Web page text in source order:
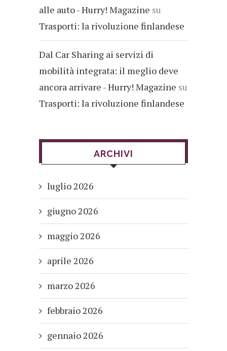
alle auto - Hurry! Magazine su
Trasporti: la rivoluzione finlandese
Dal Car Sharing ai servizi di
mobilità integrata: il meglio deve
ancora arrivare - Hurry! Magazine su
Trasporti: la rivoluzione finlandese
ARCHIVI
luglio 2026
giugno 2026
maggio 2026
aprile 2026
marzo 2026
febbraio 2026
gennaio 2026